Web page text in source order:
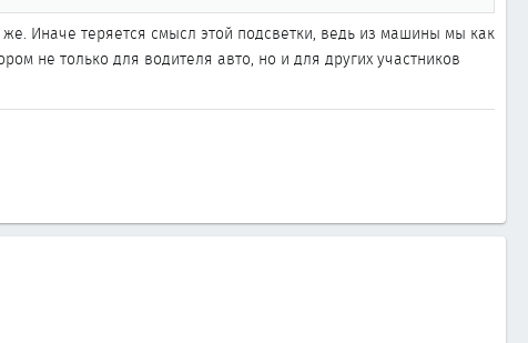
Иначе теряется смысл этой подсветки, ведь из машины мы как
не только для водителя авто, но и для других участников